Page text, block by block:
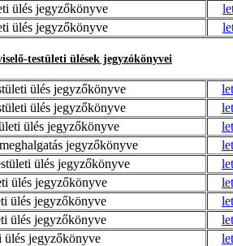
ülés jegyzőkönyve
ülés jegyzőkönyve
testületi ülések jegyzókönyvei
ülés jegyzőkönyve
ülés jegyzőkönyve
ülés jegyzőkönyve
jegyzőkönyve
ülés jegyzőkönyve
ülés jegyzőkönyve
ülés jegyzőkönyve
ülés jegyzőkönyve
ülés jegyzőkönyve